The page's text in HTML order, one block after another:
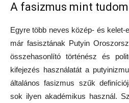
A fasizmus mint
Egyre több neves közép- és kelet-
már fasisztának Putyin
összehasonlító történész és
kifejezés használatát a
általános fasizmus szűk
sok ilyen akadémikus használ.